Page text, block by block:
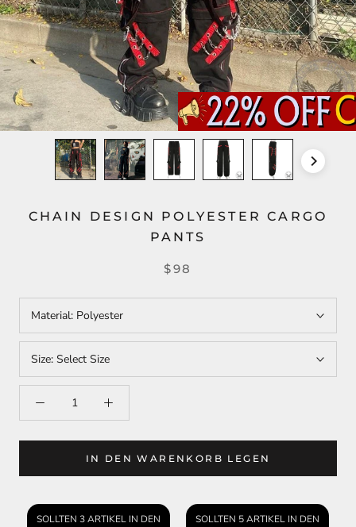
CHAIN DESIGN POLYESTER CARGO
PANTS
$98
Material: Polyester
Size: Select Size
IN DEN WARENKORB LEGEN
SOLLTEN 3 ARTIKEL IN DEN
SOLLTEN 5 ARTIKEL IN DEN